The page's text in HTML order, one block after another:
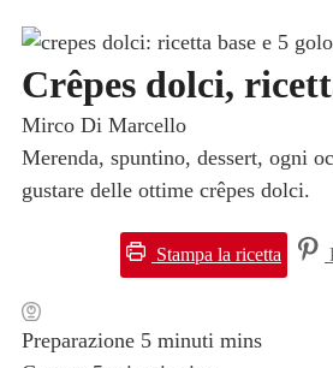
Crêpes dolci,
Mirco Di Marcello
Merenda, spuntino, dessert, ogni
gustare delle ottime crêpes dolci.
Stampa la ricetta
Preparazione 5 minuti mins